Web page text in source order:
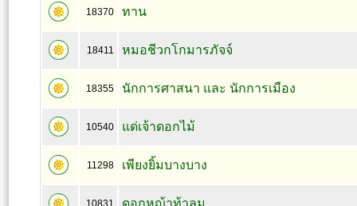
18370 ทาน
18411 หมอชีวกโกมารภัจจ์
18355 นักการศาสนา และ นักการเมือง
10540 แด่เจ้าดอกไม้
11298 เพียงยิ้มบางบาง
10831 ดอกหญ้าท้าลม